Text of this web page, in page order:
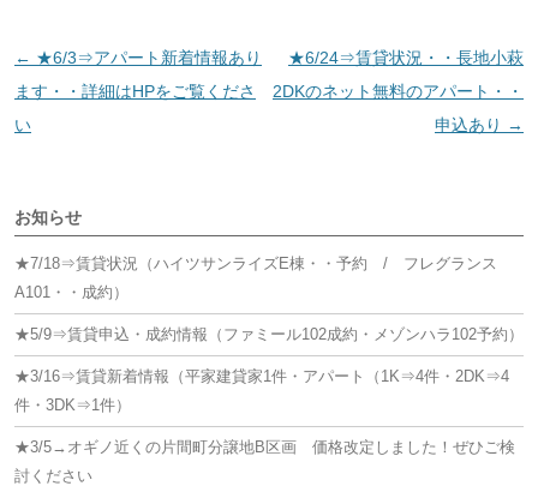
投
稿
ナ
ー
シ
ョ
ン
← ★6/3⇒アパート新着情報あり
ます・・詳細はHPをご覧くださ
い
★6/24⇒賃貸状況・・長地小萩
2DKのネット無料のアパート・・
申込あり →
お知らせ
★7/18⇒賃貸状況（ハイツサンライズE棟・・予約 / フレグランス
A101・・成約）
★5/9⇒賃貸申込・成約情報（ファミール102成約・メゾンハラ102予約）
★3/16⇒賃貸新着情報（平家建貸家1件・アパート（1K⇒4件・2DK⇒4
件・3DK⇒1件）
★3/5→オギノ近くの片間町分譲地B区画 価格改定しました！ぜひご検
討ください